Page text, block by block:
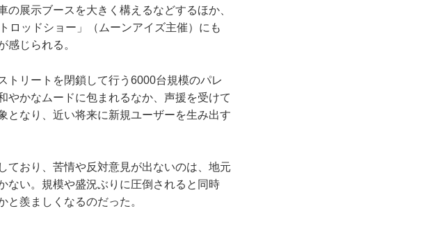
展示ブースを大きく構えるなどするほか、
ロッドショー」（ムーンアイズ主催）にも
感じられる。
トリートを閉鎖して行う6000台規模のパレ
やかなムードに包まれるなか、声援を受けて
となり、近い将来に新規ユーザーを生み出す
ており、苦情や反対意見が出ないのは、地元
ない。規模や盛況ぶりに圧倒されると同時
羨ましくなるのだった。